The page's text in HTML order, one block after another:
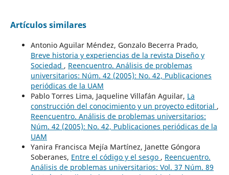
Artículos similares
Antonio Aguilar Méndez, Gonzalo Becerra Prado,
Breve historia y experiencias de la revista Diseño y
Sociedad , Reencuentro. Análisis de problemas
universitarios: Núm. 42 (2005): No. 42, Publicaciones
periódicas de la UAM
Pablo Torres Lima, Jaqueline Villafán Aguilar, La
construcción del conocimiento y un proyecto editorial ,
Reencuentro. Análisis de problemas universitarios:
Núm. 42 (2005): No. 42, Publicaciones periódicas de la
UAM
Yanira Francisca Mejía Martínez, Janette Góngora
Soberanes, Entre el código y el sesgo , Reencuentro.
Análisis de problemas universitarios: Vol. 37 Núm. 89